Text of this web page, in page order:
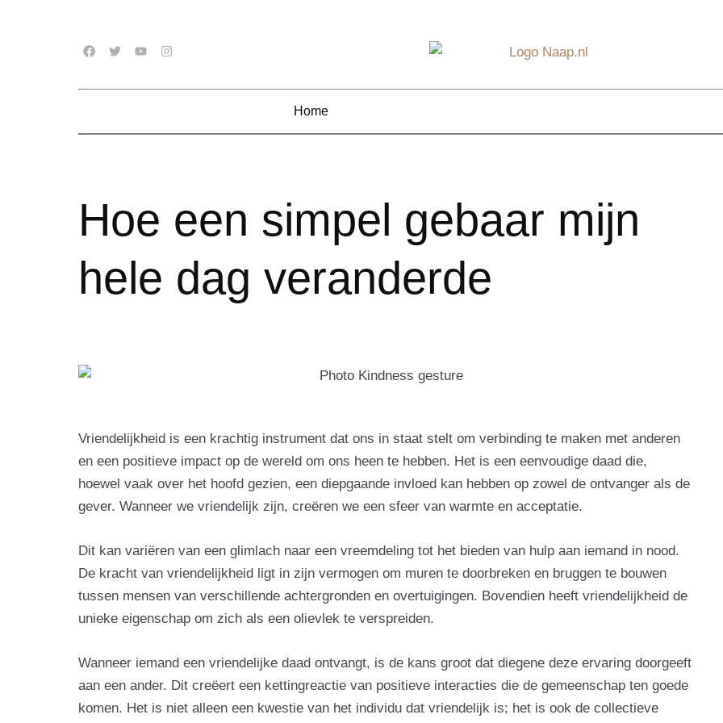
Home
Hoe een simpel gebaar mijn
hele dag veranderde
Vriendelijkheid is een krachtig instrument dat ons in staat stelt om verbinding te maken met anderen
en een positieve impact op de wereld om ons heen te hebben. Het is een eenvoudige daad die,
hoewel vaak over het hoofd gezien, een diepgaande invloed kan hebben op zowel de ontvanger als de
gever. Wanneer we vriendelijk zijn, creëren we een sfeer van warmte en acceptatie.
Dit kan variëren van een glimlach naar een vreemdeling tot het bieden van hulp aan iemand in nood.
De kracht van vriendelijkheid ligt in zijn vermogen om muren te doorbreken en bruggen te bouwen
tussen mensen van verschillende achtergronden en overtuigingen. Bovendien heeft vriendelijkheid de
unieke eigenschap om zich als een olievlek te verspreiden.
Wanneer iemand een vriendelijke daad ontvangt, is de kans groot dat diegene deze ervaring doorgeeft
aan een ander. Dit creëert een kettingreactie van positieve interacties die de gemeenschap ten goede
komen. Het is niet alleen een kwestie van het individu dat vriendelijk is; het is ook de collectieve